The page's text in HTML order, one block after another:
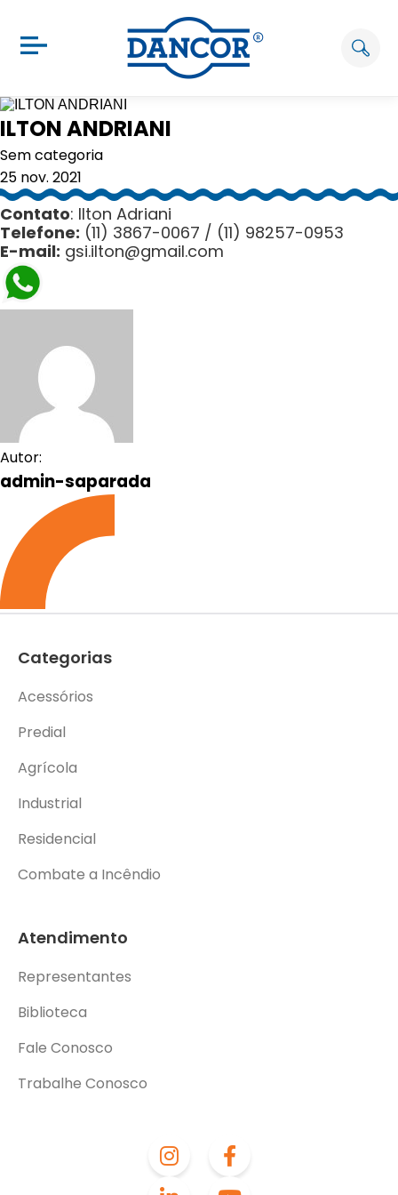
ILTON ANDRIANI
Sem categoria
25 nov. 2021
Contato: Ilton Adriani
Telefone: (11) 3867-0067 / (11) 98257-0953
E-mail: gsi.ilton@gmail.com
Autor:
admin-saparada
Categorias
Acessórios
Predial
Agrícola
Industrial
Residencial
Combate a Incêndio
Atendimento
Representantes
Biblioteca
Fale Conosco
Trabalhe Conosco